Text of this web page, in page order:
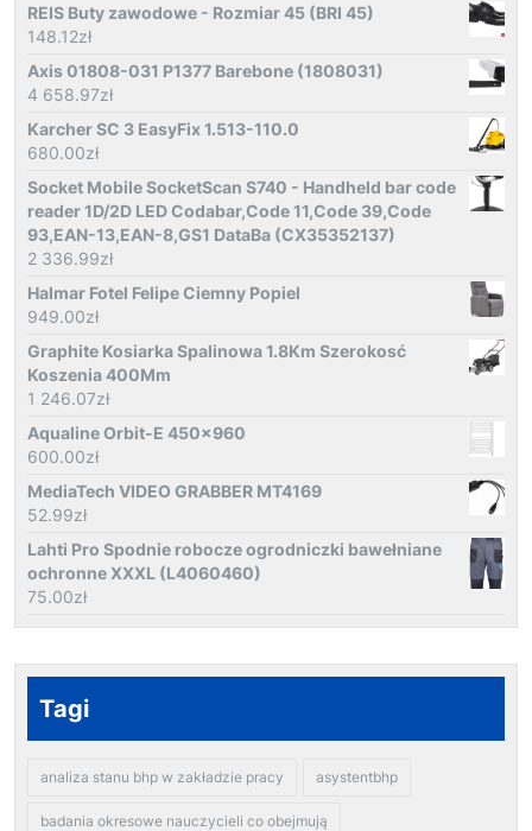
REIS Buty zawodowe - Rozmiar 45 (BRI 45)
148.12zł
Axis 01808-031 P1377 Barebone (1808031)
4 658.97zł
Karcher SC 3 EasyFix 1.513-110.0
680.00zł
Socket Mobile SocketScan S740 - Handheld bar code
reader 1D/2D LED Codabar,Code 11,Code 39,Code
93,EAN-13,EAN-8,GS1 DataBa (CX35352137)
2 336.99zł
Halmar Fotel Felipe Ciemny Popiel
949.00zł
Graphite Kosiarka Spalinowa 1.8Km Szerokosć
Koszenia 400Mm
1 246.07zł
Aqualine Orbit-E 450x960
600.00zł
MediaTech VIDEO GRABBER MT4169
52.99zł
Lahti Pro Spodnie robocze ogrodniczki bawełniane
ochronne XXXL (L4060460)
75.00zł
Tagi
analiza stanu bhp w zakładzie pracy asystentbhp
badania okresowe nauczycieli co obejmują